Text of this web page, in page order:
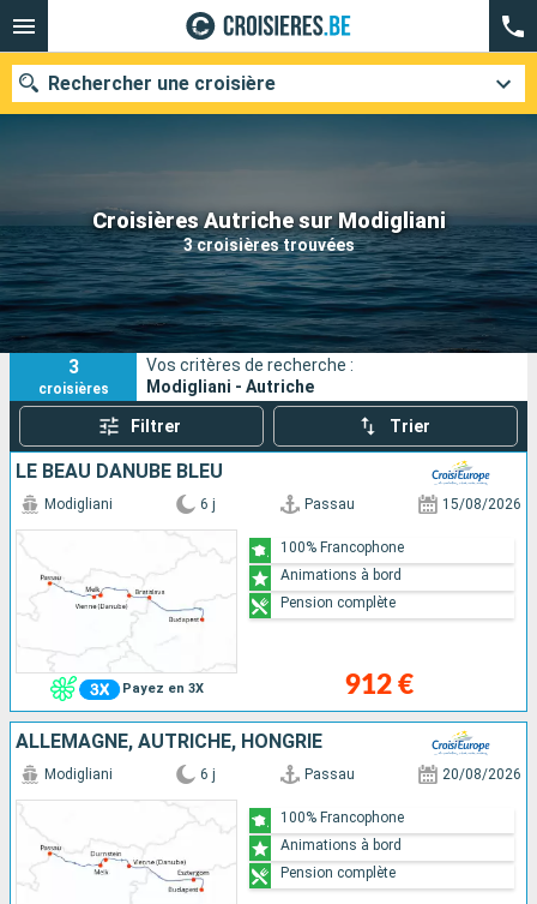
Croisières Autriche sur Modigliani
3 croisières trouvées
Rechercher une croisière
Nos destinations
Mois de départ
Ports Compagnies
Rechercher
3
croisières
Vos critères de recherche :
Modigliani - Autriche
Filtrer Trier
LE BEAU DANUBE BLEU
Payez en 3X
Modigliani 6 j Passau 15/08/2026
912 €
100% Francophone
Animations à bord
Pension complète
ALLEMAGNE, AUTRICHE, HONGRIE
Modigliani 6 j Passau 20/08/2026
100% Francophone
Animations à bord
Pension complète